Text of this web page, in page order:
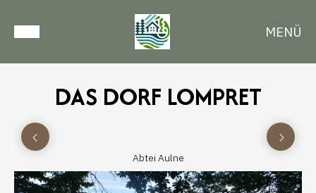
MENÜ
DAS DORF LOMPRET
Abtei Aulne